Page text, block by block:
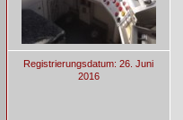
Registrierungsdatum: 26. Juni
2016